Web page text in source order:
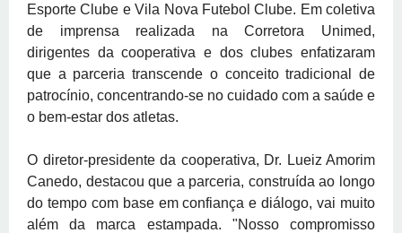
Esporte Clube e Vila Nova Futebol Clube. Em coletiva
de imprensa realizada na Corretora Unimed,
dirigentes da cooperativa e dos clubes enfatizaram
que a parceria transcende o conceito tradicional de
patrocínio, concentrando-se no cuidado com a saúde e
o bem-estar dos atletas.
O diretor-presidente da cooperativa, Dr. Lueiz Amorim
Canedo, destacou que a parceria, construída ao longo
do tempo com base em confiança e diálogo, vai muito
além da marca estampada. "Nosso compromisso